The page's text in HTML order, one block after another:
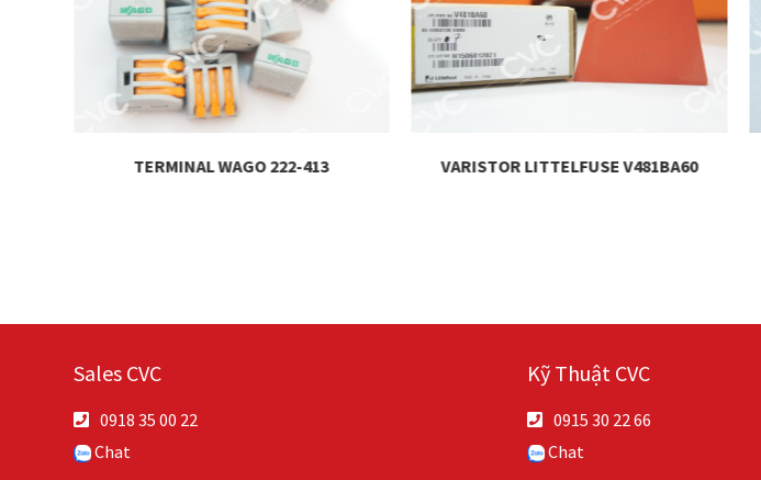
TERMINAL WAGO 222-413 VARISTOR LITTELFUSE V481BA60
Sales CVC
0918 35 00 22
Chat
Kỹ Thuật CVC
0915 30 22 66
Chat